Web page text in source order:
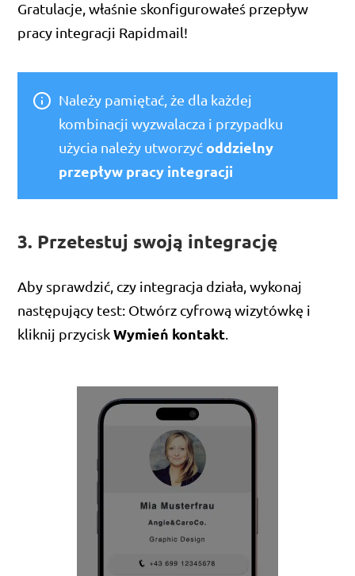
Gratulacje, właśnie skonfigurowałeś przepływ
pracy integracji Rapidmail!
Należy pamiętać, że dla każdej
kombinacji wyzwalacza i przypadku
użycia należy utworzyćoddzielny
przepływ pracy integracji
3. Przetestuj swoją integrację
Aby sprawdzić, czy integracja działa, wykonaj
następujący test: Otwórz cyfrową wizytówkę i
kliknij przyciskWymień kontakt